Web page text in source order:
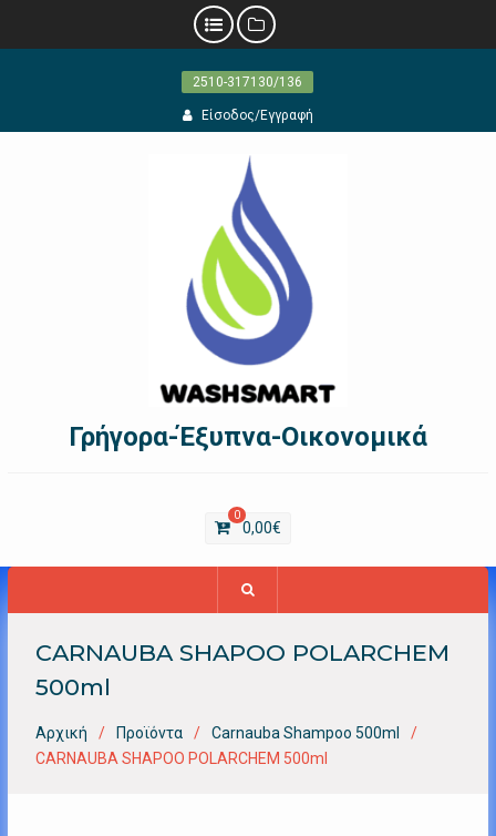
2510-317130/136
Είσοδος/Εγγραφή
Γρήγορα-Έξυπνα-Οικονομικά
0
0,00€
CARNAUBA SHAPOO POLARCHEM
500ml
Αρχική Προϊόντα
Carnauba Shampoo 500ml
CARNAUBA SHAPOO POLARCHEM 500ml